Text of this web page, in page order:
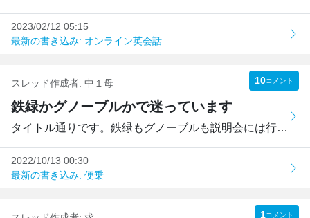
2023/02/12 05:15
最新の書き込み: オンライン英会話
スレッド作成者: 中１母 10コメント
鉄緑かグノーブルかで迷っています
タイトル通りです。鉄緑もグノーブルも説明会には行きました...
2022/10/13 00:30
最新の書き込み: 便乗
1コメント